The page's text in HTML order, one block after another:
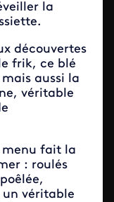
la
découvertes
frik, ce blé
aussi la
véritable
menu fait la
: roulés
véritable